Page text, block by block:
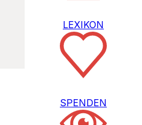
LEXIKON
SPENDEN